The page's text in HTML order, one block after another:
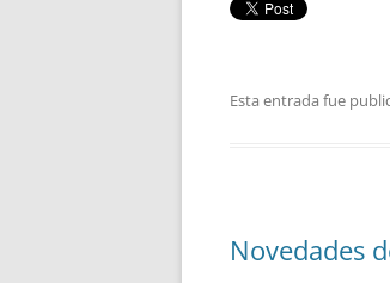
Esta entrada fue
Novedades